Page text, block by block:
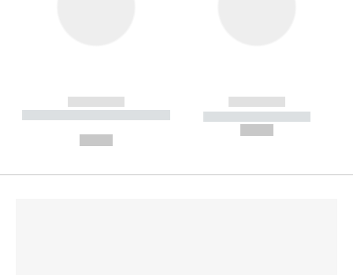
------------
----------- ----------- --------
------------
----------- -----------